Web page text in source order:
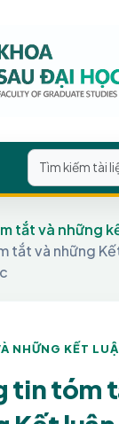
tắt và những
tắt và những
NHỮNG KẾT
tin tóm